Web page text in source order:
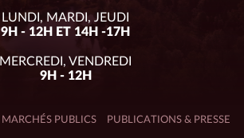
LUNDI, MARDI, JEUDI
9H - 12H ET 14H -17H
MERCREDI, VENDREDI
9H - 12H
MARCHÉS PUBLICS PUBLICATIONS & PRESSE